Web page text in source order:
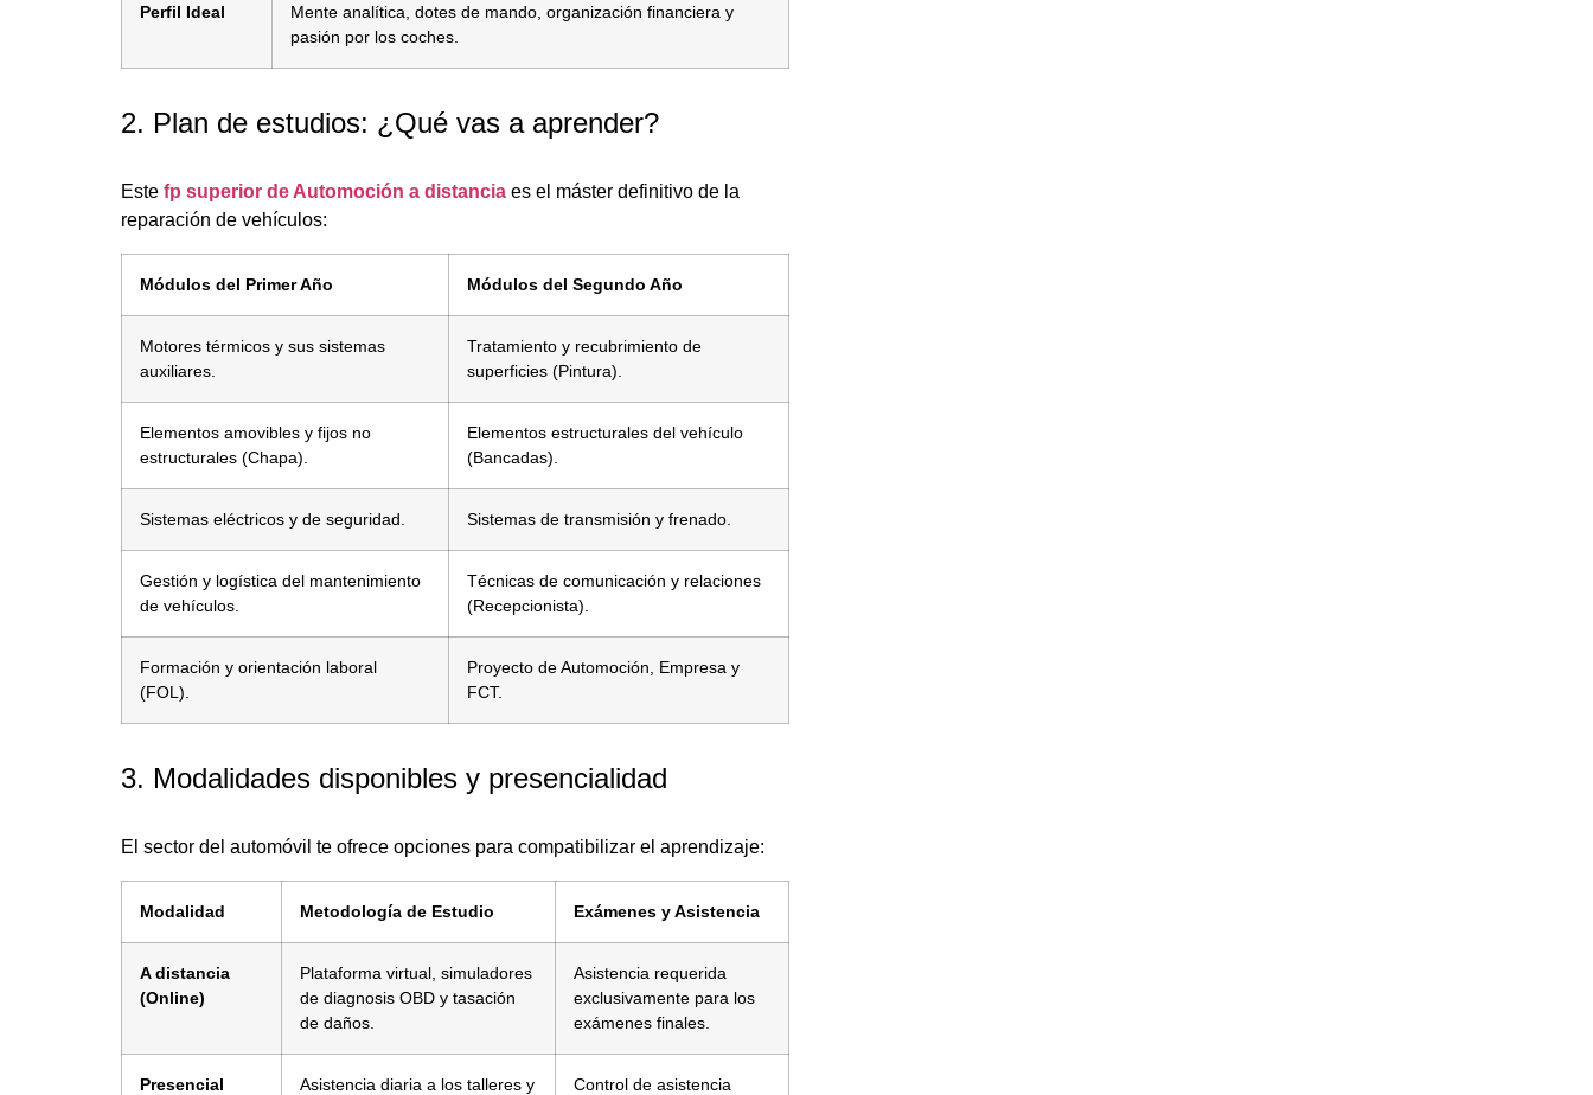
Perfil Ideal
Mente analítica, dotes de mando, organización financiera y
pasión por los coches.
2. Plan de estudios: ¿Qué vas a aprender?
Este fp superior de Automoción a distancia es el máster definitivo de la
reparación de vehículos:
Módulos del Primer Año Módulos del Segundo Año
Motores térmicos y sus sistemas
auxiliares.
Tratamiento y recubrimiento de
superficies (Pintura).
Elementos amovibles y fijos no
estructurales (Chapa).
Elementos estructurales del vehículo
(Bancadas).
Sistemas eléctricos y de seguridad. Sistemas de transmisión y frenado.
Gestión y logística del mantenimiento
de vehículos.
Técnicas de comunicación y relaciones
(Recepcionista).
Formación y orientación laboral
(FOL).
Proyecto de Automoción, Empresa y
FCT.
3. Modalidades disponibles y presencialidad
El sector del automóvil te ofrece opciones para compatibilizar el aprendizaje:
Modalidad Metodología de Estudio Exámenes y Asistencia
A distancia
(Online)
Plataforma virtual, simuladores
de diagnosis OBD y tasación
de daños.
Asistencia requerida
exclusivamente para los
exámenes finales.
Presencial
Asistencia diaria a los talleres y
Control de asistencia